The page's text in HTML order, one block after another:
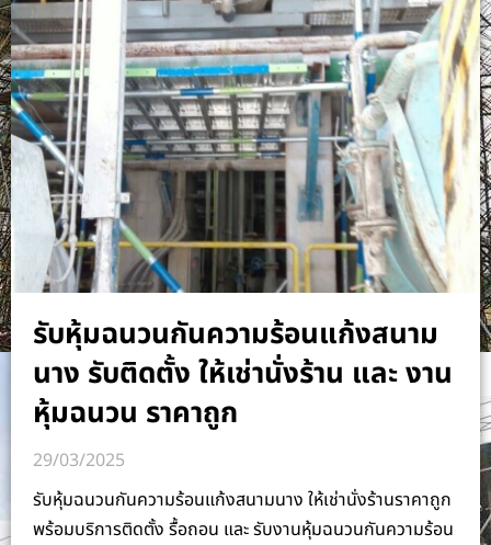
รับหุ้มฉนวนกันความร้อนแก้งสนาม
นาง รับติดตั้ง ให้เช่านั่งร้าน และ งาน
หุ้มฉนวน ราคาถูก
29/03/2025
รับหุ้มฉนวนกันความร้อนแก้งสนามนาง ให้เช่านั่งร้านราคาถูก
พร้อมบริการติดตั้ง รื้อถอน และ รับงานหุ้มฉนวนกันความร้อน